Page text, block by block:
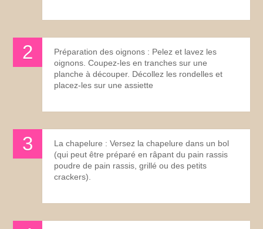
Préparation des oignons : Pelez et lavez les
oignons. Coupez-les en tranches sur une
planche à découper. Décollez les rondelles et
placez-les sur une assiette
La chapelure : Versez la chapelure dans un bol
(qui peut être préparé en râpant du pain rassis
poudre de pain rassis, grillé ou des petits
crackers).